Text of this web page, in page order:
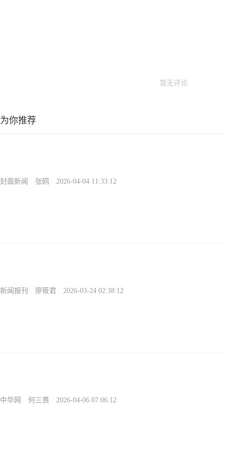
暂无评论
为你推荐
封面新闻 张鸥 2026-04-04 11:33:12
新闻报刊 廖筱君 2026-03-24 02:38:12
中华网 何三畏 2026-04-06 07:06:12